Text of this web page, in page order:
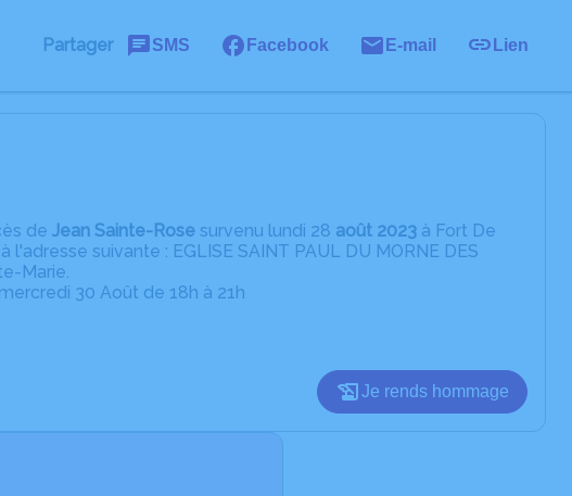
Partager SMS Facebook E-mail Lien
de Jean Sainte-Rose survenu lundi 28 août 2023 à Fort De
suivante : EGLISE SAINT PAUL DU MORNE DES
Marie.
30 Août de 18h à 21h
Je rends hommage